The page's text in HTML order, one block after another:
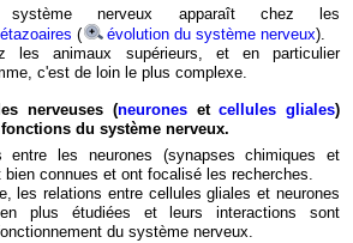
nerveux apparaît chez les
( évolution du système nerveux).
les animaux supérieurs, et en particulier
c'est de loin le plus complexe.
nerveuses (neuronesetcellules gliales)
du système nerveux.
entre les neurones (synapses chimiques et
bien connues et ont focalisé les recherches.
les relations entre cellules gliales et neurones
plus étudiées et leurs interactions sont
du système nerveux.